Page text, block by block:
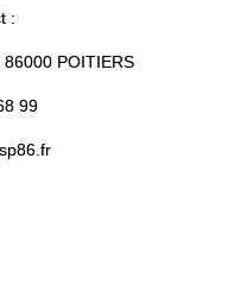
:
POITIERS
99